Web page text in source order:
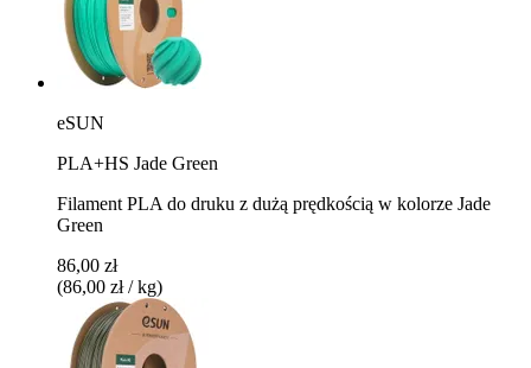
eSUN
PLA+HS Jade Green
Filament PLA do druku z dużą prędkością w kolorze Jade
Green
86,00 zł
(86,00 zł / kg)